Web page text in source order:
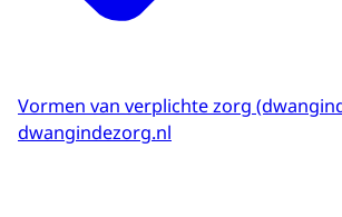
Vormen van verplichte zorg
dwangindezorg.nl